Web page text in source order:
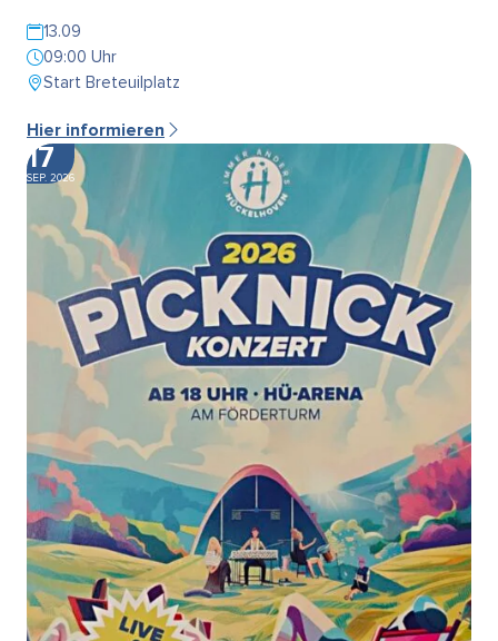
13.09
09:00 Uhr
Start Breteuilplatz
Hier informieren
17
SEP. 2026